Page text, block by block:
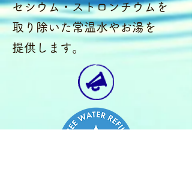
セシウム・ストロンチウムを
取り除いた常温水やお湯を
提供します。